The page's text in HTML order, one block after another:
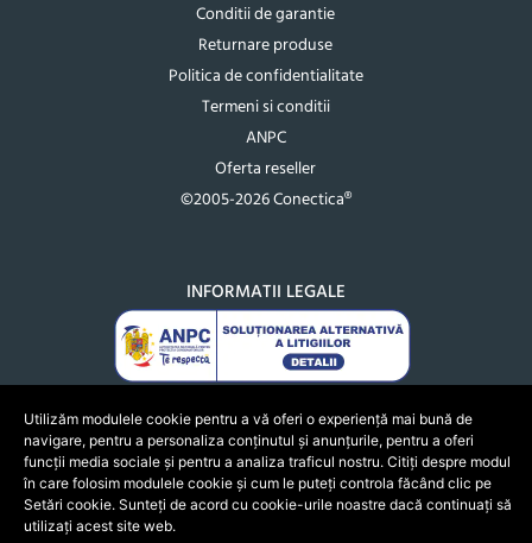
Conditii de garantie
Returnare produse
Politica de confidentialitate
Termeni si conditii
ANPC
Oferta reseller
©2005-2026 Conectica®
INFORMATII LEGALE
Utilizăm modulele cookie pentru a vă oferi o experiență mai bună de
navigare, pentru a personaliza conținutul și anunțurile, pentru a oferi
funcții media sociale și pentru a analiza traficul nostru. Citiți despre modul
în care folosim modulele cookie și cum le puteți controla făcând clic pe
Setări cookie. Sunteți de acord cu cookie-urile noastre dacă continuați să
utilizați acest site web.